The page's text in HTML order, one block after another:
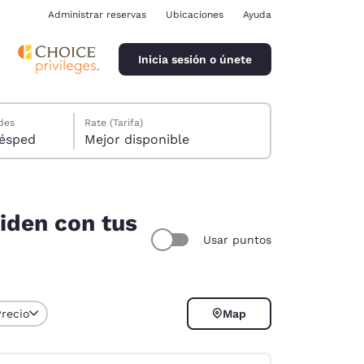
Administrar reservas Ubicaciones Ayuda
Inicia sesión o únete
1 huésped
Rate (Tarifa)
Mejor disponible
con tus
Usar puntos
Map